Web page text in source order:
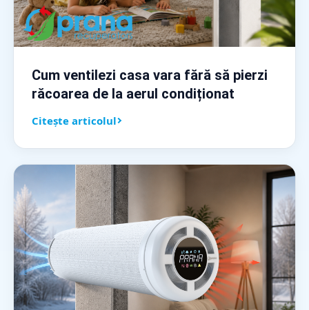
Cum ventilezi casa vara fără să pierzi
răcoarea de la aerul condiționat
Citește articolul